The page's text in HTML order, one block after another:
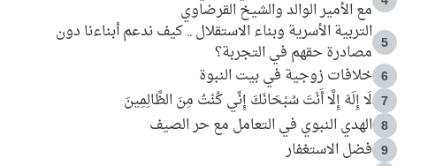
مع الأمير الوالد والشيخ القرضاوي
5
التربية الأسرية وبناء الاستقلال .. كيف ندعم أبناءنا دون
مصادرة حقهم في التجربة؟
6 خلافات زوجية في بيت النبوة
7 لَا إِلَهَ إِلَّا أَنْتَ سُبْحَانَكَ إِنِّي كُنْتُ مِنَ الظَّالِمِينَ
8 الهدي النبوي في التعامل مع حر الصيف
9 فضل الاستغفار